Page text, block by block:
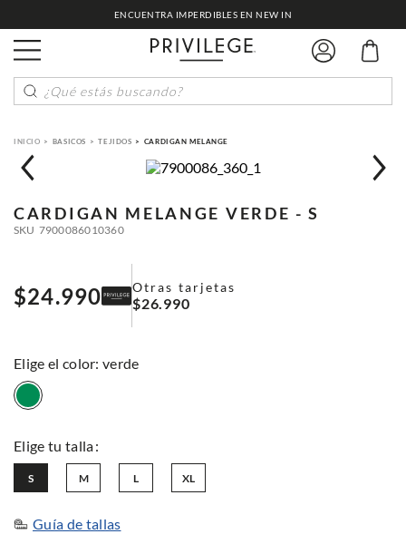
ENCUENTRA IMPERDIBLES EN NEW IN
¿Qué estás buscando?
BASICOS TEJIDOS CARDIGAN MELANGE
CARDIGAN MELANGE VERDE - S
SKU 7900086010360
$24.990 Otras tarjetas
$26.990
: verde
L
M
S XL
Guía de tallas